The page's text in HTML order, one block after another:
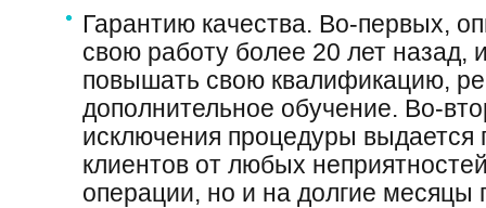
Гарантию качества. Во-первых,
свою работу более 20 лет назад,
повышать свою квалификацию,
дополнительное обучение. Во-
исключения процедуры
клиентов от любых
операции, но и на долгие месяцы